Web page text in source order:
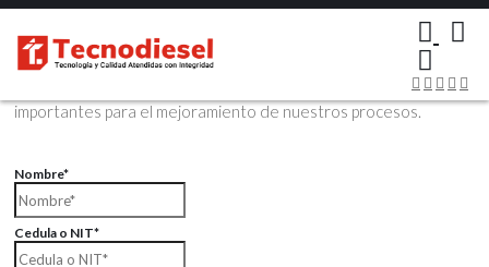
Contáctenos Vía Email
Envíenos sus datos con sus comentarios, sus opiniones son muy
importantes para el mejoramiento de nuestros procesos.
Nombre*
Cedula o NIT*